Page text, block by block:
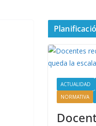
ACTUALIDAD
NORMATIVA